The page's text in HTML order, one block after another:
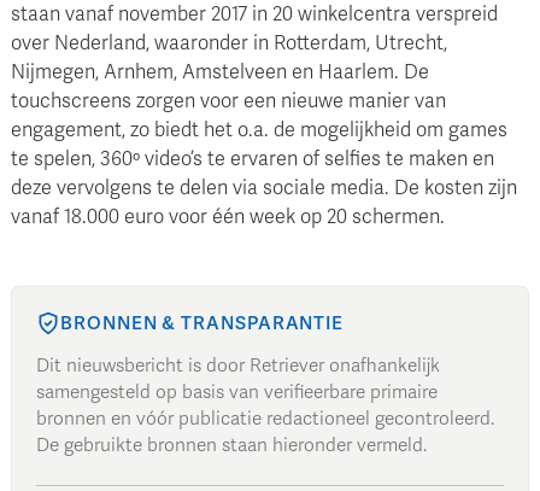
staan vanaf november 2017 in 20 winkelcentra verspreid
over Nederland, waaronder in Rotterdam, Utrecht,
Nijmegen, Arnhem, Amstelveen en Haarlem. De
touchscreens zorgen voor een nieuwe manier van
engagement, zo biedt het o.a. de mogelijkheid om games
te spelen, 360º video’s te ervaren of selfies te maken en
deze vervolgens te delen via sociale media. De kosten zijn
vanaf 18.000 euro voor één week op 20 schermen.
BRONNEN & TRANSPARANTIE
Dit nieuwsbericht is door Retriever onafhankelijk
samengesteld op basis van verifieerbare primaire
bronnen en vóór publicatie redactioneel gecontroleerd.
De gebruikte bronnen staan hieronder vermeld.